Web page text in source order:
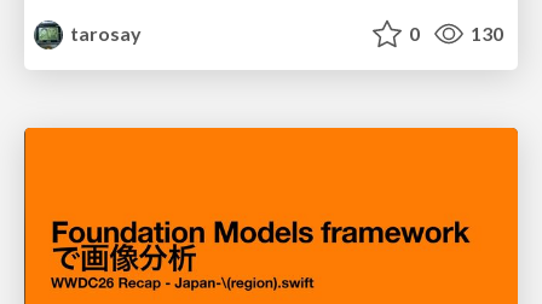
tarosay
0 130